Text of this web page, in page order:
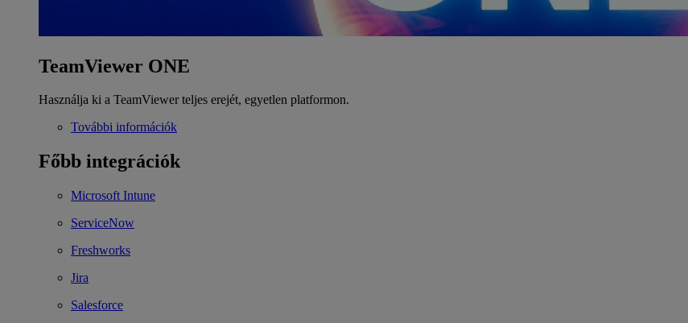
TeamViewer ONE
Használja ki a TeamViewer teljes erejét, egyetlen platformon.
További információk
Főbb integrációk
Microsoft Intune
ServiceNow
Freshworks
Jira
Salesforce